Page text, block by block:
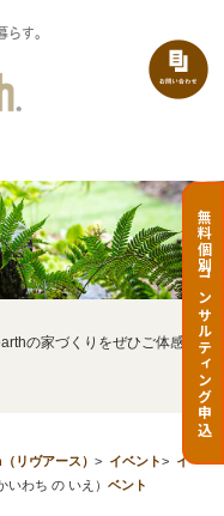
らす。
無料個別コンサルティング申込
の家づくりをぜひご体感
リヴアース）> イベント> イ
ベント
いわち の いえ）